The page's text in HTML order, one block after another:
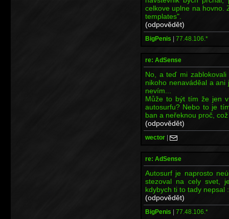
celkove uplne na hovno.
templates".
(odpovědět)
BigPenis | 77.48.106.*
re: AdSense
No, a teď mi
nikoho nenaváděal a ani
nevím...
Může to být tím že jen
autosurfu? Nebo to je
ban a neřeknou proč,
(odpovědět)
wector |
re: AdSense
Autosurf je naprosto
stezoval na cely svet,
kdybych ti to tady nepsal
(odpovědět)
BigPenis | 77.48.106.*